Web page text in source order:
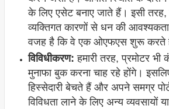
के लिए एसेट बनाए जाते हैं। इसी तरह,
व्यक्तिगत कारणों से धन की
वजह है कि वे एक ओएफएस शुरू करते
विविधीकरण: हमारी तरह, प्रमोटर भी
मुनाफा बुक करना चाह रहे होंगे।
हिस्सेदारी बेचते हैं और अपने समग्र
विविधता लाने के लिए अन्य व्यवसायों या